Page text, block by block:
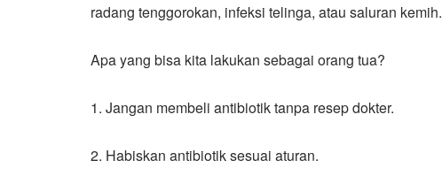
radang tenggorokan, infeksi telinga, atau saluran kemih.
Apa yang bisa kita lakukan sebagai orang tua?
1. Jangan membeli antibiotik tanpa resep dokter.
2. Habiskan antibiotik sesuai aturan.